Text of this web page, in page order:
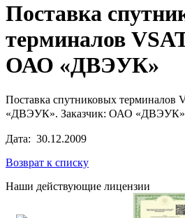
Поставка
терминалов
ОАО «ДВЭУК»
Поставка спутниковых
«ДВЭУК». Заказчик: ОАО
Дата: 30.12.2009
Возврат к списку
Наши действующие лицензии